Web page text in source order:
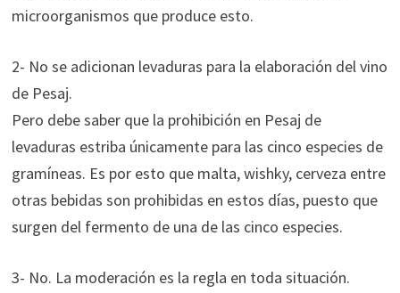
microorganismos que produce esto.
2- No se adicionan levaduras para la elaboración del vino
de Pesaj.
Pero debe saber que la prohibición en Pesaj de
levaduras estriba únicamente para las cinco especies de
gramíneas. Es por esto que malta, wishky, cerveza entre
otras bebidas son prohibidas en estos días, puesto que
surgen del fermento de una de las cinco especies.
3- No. La moderación es la regla en toda situación.